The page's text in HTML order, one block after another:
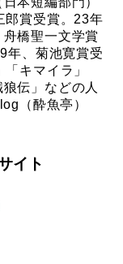
郎賞受賞。23年
舟橋聖一文学賞
年、菊池寛賞受
キマイラ」
伝」などの人
（酔魚亭）
イト